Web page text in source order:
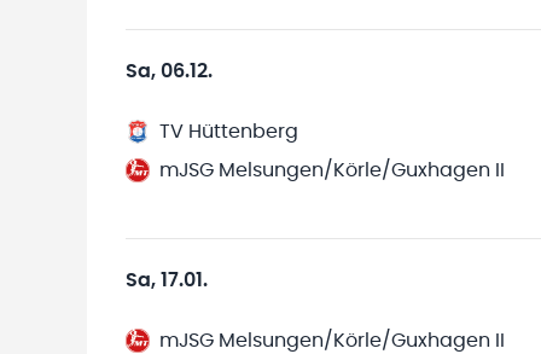
Sa, 06.12.
TV Hüttenberg
mJSG Melsungen/Körle/Guxhagen II
Sa, 17.01.
mJSG Melsungen/Körle/Guxhagen II